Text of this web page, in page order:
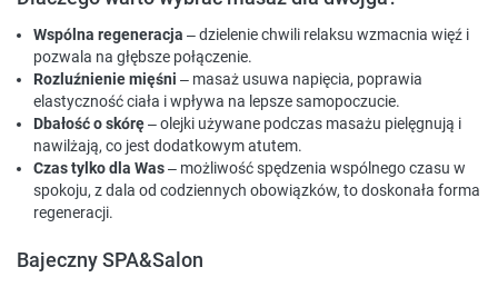
Wspólna regeneracja – dzielenie chwili relaksu wzmacnia więź i
pozwala na głębsze połączenie.
Rozluźnienie mięśni – masaż usuwa napięcia, poprawia
elastyczność ciała i wpływa na lepsze samopoczucie.
Dbałość o skórę– olejki używane podczas masażu pielęgnują i
nawilżają, co jest dodatkowym atutem.
Czas tylko dla Was– możliwość spędzenia wspólnego czasu w
spokoju, z dala od codziennych obowiązków, to doskonała forma
regeneracji.
Bajeczny SPA&Salon